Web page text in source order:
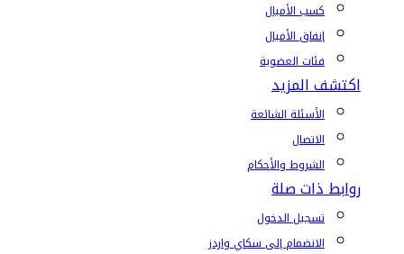
كسب الأميال
إنفاق الأميال
فئات العضوية
اكتشف المزيد
الأسئلة الشائعة
الاتصال
الشروط والأحكام
روابط ذات صلة
تسجيل الدخول
الانضمام إلى سكاي واردز